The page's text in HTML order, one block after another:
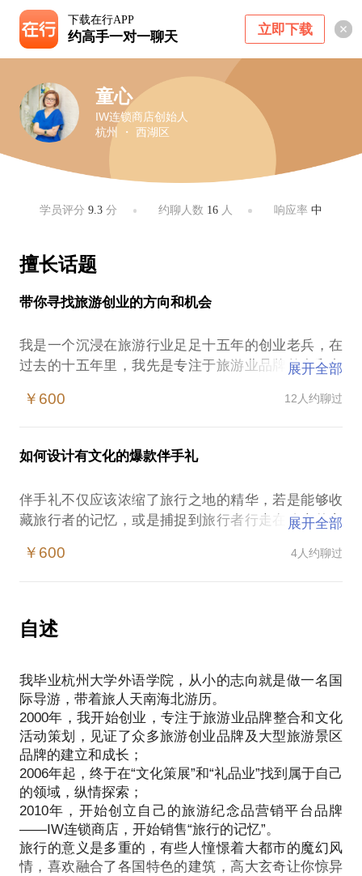
下载在行APP
约高手一对一聊天 立即下载
童心
IW连锁商店创始人
杭州 ・ 西湖区
学员评分9.3 分 约聊人数 16人 响应率 中
擅长话题
带你寻找旅游创业的方向和机会
我是一个沉浸在旅游行业足足十五年的创业老兵，在
过去的十五年里，我先是专注于旅游业品牌整合和文
流里，这里面的浮沉从不曾让我觉得厌倦，这是我心
邦。
在旅游业创业，是一种类似于绿野仙踪式的冒险体
故事里有我参与，就是一个深奥的命题了。
这四年来，我创立原创旅游商品品牌连锁门店5家。在
旅游业创业这个板块里，我可以提供给你的帮助有：
息。
展开全部
￥600 12人约聊过
如何设计有文化的爆款伴手礼
伴手礼不仅应该浓缩了旅行之地的精华，若是能够收
藏旅行者的记忆，或是捕捉到旅行者行走在路上的心
然而，很多人都在苦恼远行归来的时候没有买到值得
小异。这样一片蓝海，很有深挖的空间。设计一款有
文化的爆款旅游伴手礼，深入每个旅行者的内心世
业梦想，成就你的事业，更是一个充满挑战和丰富人
生的大事件！
无论你是产品设计师、旅游创业者、旅游品牌建设
者，都欢迎和我聊聊，可以直击你所设计产品的对象
痛点，可以找到你产品/品牌的共鸣者，可以结识你产
品传递的合作伙伴，可以发现最快击穿消费者心智的
展开全部
￥600 4人约聊过
自述
我毕业杭州大学外语学院，从小的志向就是做一名国
际导游，带着旅人天南海北游历。
2000年，我开始创业，专注于旅游业品牌整合和文化
活动策划，见证了众多旅游创业品牌及大型旅游景区
品牌的建立和成长；
2006年起，终于在“文化策展”和“礼品业”找到属于自己
的领域，纵情探索；
2010年，开始创立自己的旅游纪念品营销平台品牌
——IW连锁商店，开始销售“旅行的记忆”。
旅行的意义是多重的，有些人憧憬着大都市的魔幻风
情，喜欢融合了各国特色的建筑，高大玄奇让你惊异